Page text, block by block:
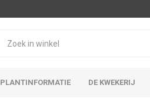
PLANTINFORMATIE DE KWEKERIJ